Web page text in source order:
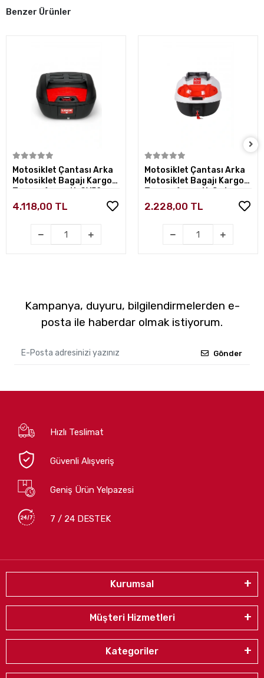
Benzer Ürünler
Sepete Ekle
Motosiklet Çantası Arka
Motosiklet Bagajı Kargo
Taşıma Aparatlı CV52
4.118,00 TL
Sepete Ekle
Motosiklet Çantası Arka
Motosiklet Bagajı Kargo
Taşıma Aparatlı Sırt
Dayamalı CV34 Beyaz
2.228,00 TL
Kampanya, duyuru, bilgilendirmelerden e-
posta ile haberdar olmak istiyorum.
Gönder
Hızlı Teslimat
Güvenli Alışveriş
Geniş Ürün Yelpazesi
7 / 24 DESTEK
Kurumsal
Müşteri Hizmetleri
Kategoriler